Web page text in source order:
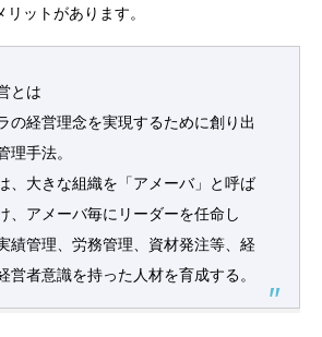
ットがあります。
とは
の経営理念を実現するために創り出
理手法。
、大きな組織を「アメーバ」と呼ば
、アメーバ毎にリーダーを任命し
績管理、労務管理、資材発注等、経
営者意識を持った人材を育成する。